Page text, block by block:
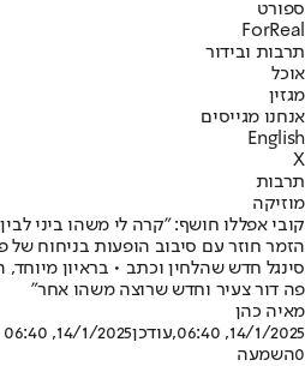
ספורט
ForReal
תרבות ובידור
אוכל
מגזין
אנחנו מגייסים
English
X
תרבות
מוזיקה
קובי אפללו חושף: "קרה לי משהו ביני
הזמר חוזר עם סיבוב הופעות בניחוח
סינגל חדש שהלחין וכתב • בראיון
פה דור צעיר וחדש שרוצה משהו אחר"
מאיה כהן
14/1/2025, 06:40
,עודכן14/1/2025, 06:40
0השמעה